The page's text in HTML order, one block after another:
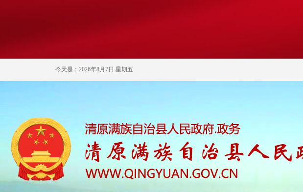
今天是：2026年8月7日 星期五